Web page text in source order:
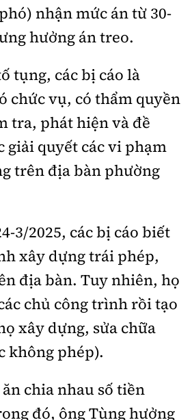
nhận mức án từ 30-
hưởng án treo.
tụng, các bị cáo là
chức vụ, có thẩm quyền
tra, phát hiện và đề
giải quyết các vi phạm
trên địa bàn phường
3/2025, các bị cáo biết
xây dựng trái phép,
địa bàn. Tuy nhiên, họ
chủ công trình rồi tạo
xây dựng, sửa chữa
không phép).
chia nhau số tiền
đó, ông Tùng hưởng